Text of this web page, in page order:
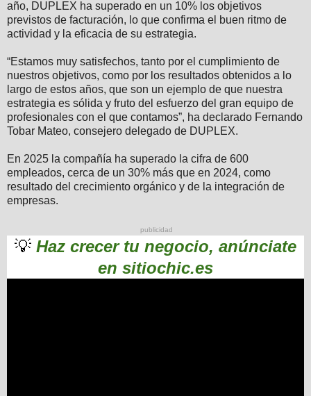
año, DUPLEX ha superado en un 10% los objetivos
previstos de facturación, lo que confirma el buen ritmo de
actividad y la eficacia de su estrategia.
“Estamos muy satisfechos, tanto por el cumplimiento de
nuestros objetivos, como por los resultados obtenidos a lo
largo de estos años, que son un ejemplo de que nuestra
estrategia es sólida y fruto del esfuerzo del gran equipo de
profesionales con el que contamos”, ha declarado Fernando
Tobar Mateo, consejero delegado de DUPLEX.
En 2025 la compañía ha superado la cifra de 600
empleados, cerca de un 30% más que en 2024, como
resultado del crecimiento orgánico y de la integración de
empresas.
publicidad
💡 Haz crecer tu negocio, anúnciate
en sitiochic.es